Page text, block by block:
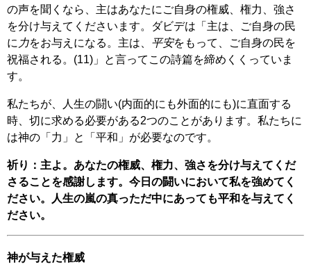
の声を聞くなら、主はあなたにご自身の権威、権力、強さ
を分け与えてくださいます。ダビデは「主は、ご自身の民
に 力をお与えになる。主は、 平安をもって、ご自身の民を
祝福される。(11)」と言ってこの詩篇を締めくくっていま
す。
私たちが、人生の闘い(内面的にも外面的にも)に直面する
時、切に求める必要がある2つのことがあります。私たちに
は神の「力」と「平和」が必要なのです。
祈り：主よ。あなたの権威、権力、強さを分け与えてくだ
さることを感謝します。今日の闘いにおいて私を強めてく
ださい。人生の嵐の真っただ中にあっても平和を与えてく
ださい。
神が与えた権威